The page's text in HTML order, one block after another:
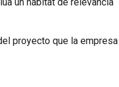
proyecto que la empresa